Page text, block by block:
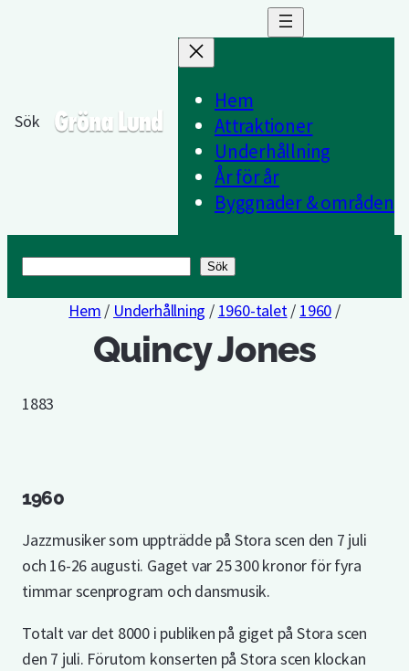
Sök
Hem
Attraktioner
Underhållning
År för år
Byggnader & områden
Sök
Hem / Underhållning / 1960-talet/ 1960 /
Quincy Jones
1883
1960
Jazzmusiker som uppträdde på Stora scen den 7 juli
och 16-26 augusti. Gaget var 25 300 kronor för fyra
timmar scenprogram och dansmusik.
Totalt var det 8000 i publiken på giget på Stora scen
den 7 juli. Förutom konserten på Stora scen klockan